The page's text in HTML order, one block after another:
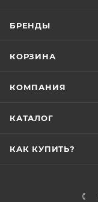
БРЕНДЫ
КОРЗИНА
КОМПАНИЯ
КАТАЛОГ
КАК КУПИТЬ?